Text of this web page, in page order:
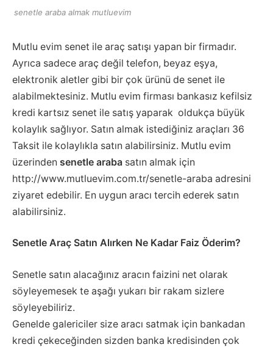
senetle araba almak mutluevim
Mutlu evim senet ile araç satışı yapan bir firmadır.
Ayrıca sadece araç değil telefon, beyaz eşya,
elektronik aletler gibi bir çok ürünü de senet ile
alabilmektesiniz. Mutlu evim firması bankasız kefilsiz
kredi kartsız senet ile satış yaparak oldukça büyük
kolaylık sağlıyor. Satın almak istediğiniz araçları 36
Taksit ile kolaylıkla satın alabilirsiniz. Mutlu evim
üzerinden senetle araba satın almak için
http://www.mutluevim.com.tr/senetle-araba adresini
ziyaret edebilir. En uygun aracı tercih ederek satın
alabilirsiniz.
Senetle Araç Satın Alırken Ne Kadar Faiz Öderim?
Senetle satın alacağınız aracın faizini net olarak
söyleyemesek te aşağı yukarı bir rakam sizlere
söyleyebiliriz.
Genelde galericiler size aracı satmak için bankadan
kredi çekeceğinden sizden banka kredisinden çok